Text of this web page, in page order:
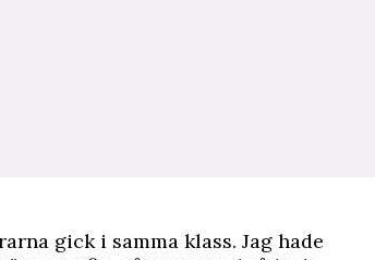
gick i samma klass. Jag hade